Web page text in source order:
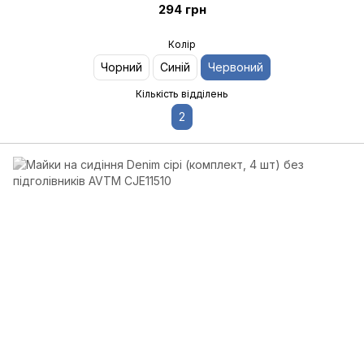
294 грн
Колір
Чорний Синій Червоний
Кількість відділень
2